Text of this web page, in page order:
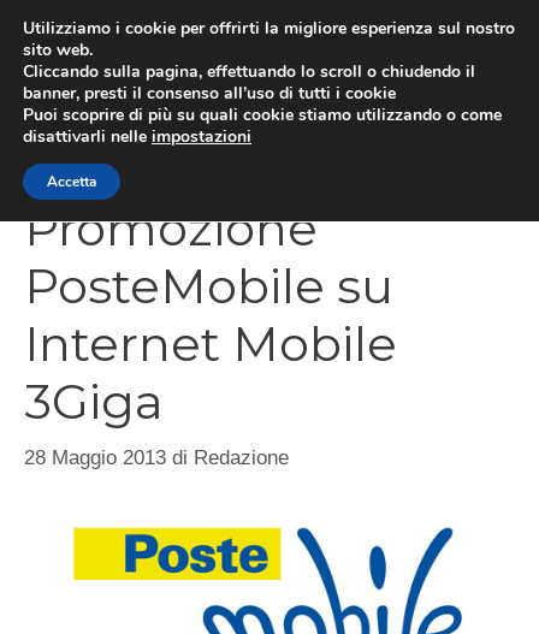
contenuto
Promozione
PosteMobile su
Internet Mobile
3Giga
28 Maggio 2013 di Redazione
Utilizziamo i cookie per offrirti la migliore esperienza sul nostro
sito web.
Cliccando sulla pagina, effettuando lo scroll o chiudendo il
banner, presti il consenso all’uso di tutti i cookie
Puoi scoprire di più su quali cookie stiamo utilizzando o come
disattivarli nelle impostazioni
Accetta